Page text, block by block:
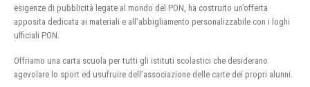
esigenze di pubblicità legate al mondo del PON, ha costruito un’offerta
apposita dedicata ai materiali e all’abbigliamento personalizzabile con i loghi
ufficiali PON.
Offriamo una carta scuola per tutti gli istituti scolastici che desiderano
agevolare lo sport ed usufruire dell’associazione delle carte dei propri alunni.